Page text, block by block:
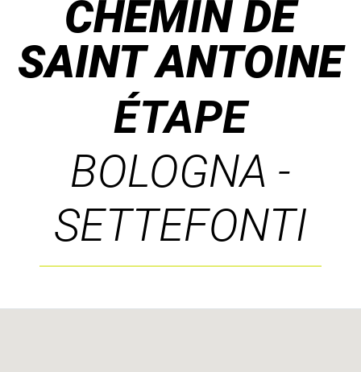
CHEMIN DE
SAINT ANTOINE
ÉTAPE
BOLOGNA -
SETTEFONTI